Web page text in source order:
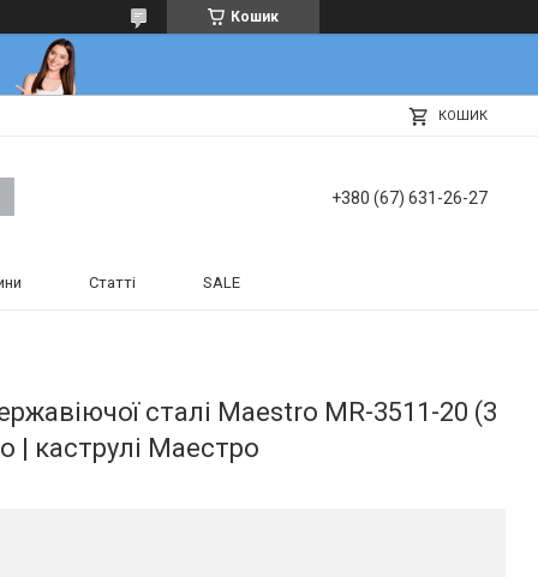
Кошик
КОШИК
+380 (67) 631-26-27
Статті SALE
сталі Maestro MR-3511-20 (3
| каструлі Маестро